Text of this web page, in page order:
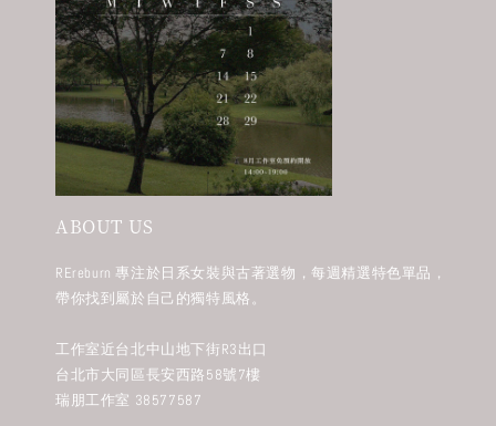
ABOUT US
REreburn 專注於日系女裝與古著選物，每週精選特色單品，
帶你找到屬於自己的獨特風格。
工作室近台北中山地下街R3出口
台北市大同區長安西路58號7樓
瑞朋工作室 38577587